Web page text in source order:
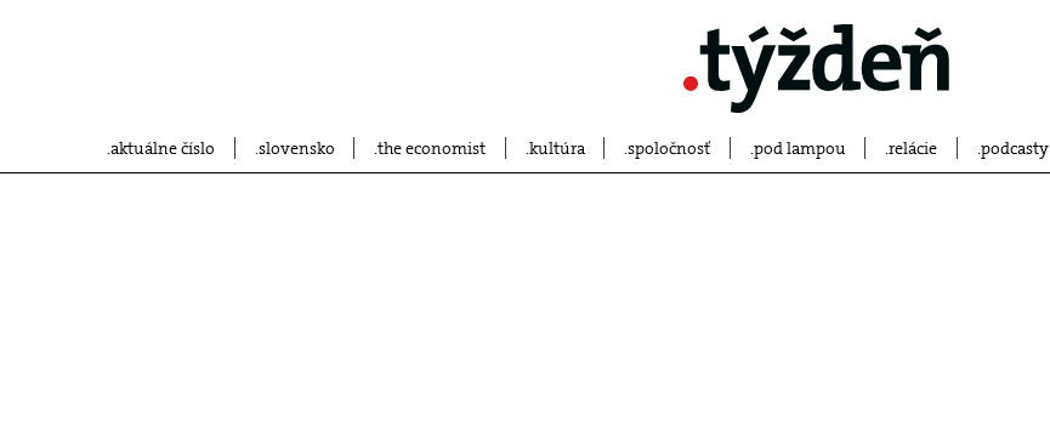
aktuálne číslo slovensko the economist kultúra spoločnosť pod lampou relácie podcasty